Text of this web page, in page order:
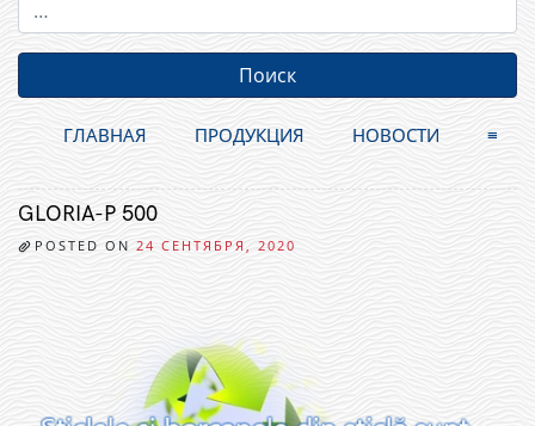
ГЛАВНАЯ ПРОДУКЦИЯ НОВОСТИ ≡
GLORIA-P 500
POSTED ON 24 СЕНТЯБРЯ, 2020